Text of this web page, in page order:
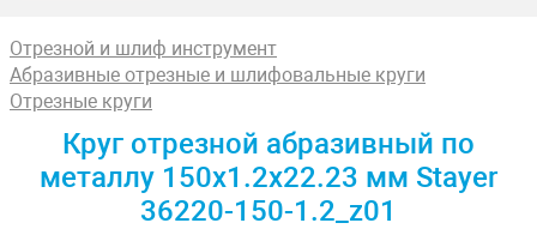
Отрезной и шлиф инструмент
Абразивные отрезные и шлифовальные круги
Отрезные круги
Круг отрезной абразивный по
металлу 150x1.2x22.23 мм Stayer
36220-150-1.2_z01